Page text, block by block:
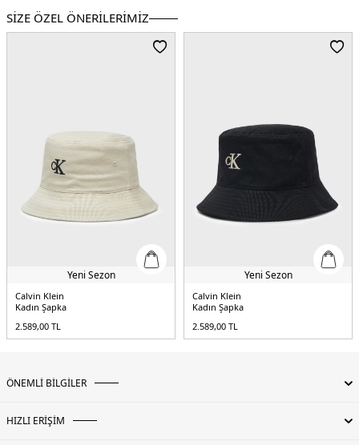
SİZE ÖZEL ÖNERİLERİMİZ
Yeni Sezon
Calvin Klein
Kadın Şapka
2.589,00 TL
Yeni Sezon
Calvin Klein
Kadın Şapka
2.589,00 TL
ÖNEMLİ BİLGİLER
HIZLI ERİŞİM